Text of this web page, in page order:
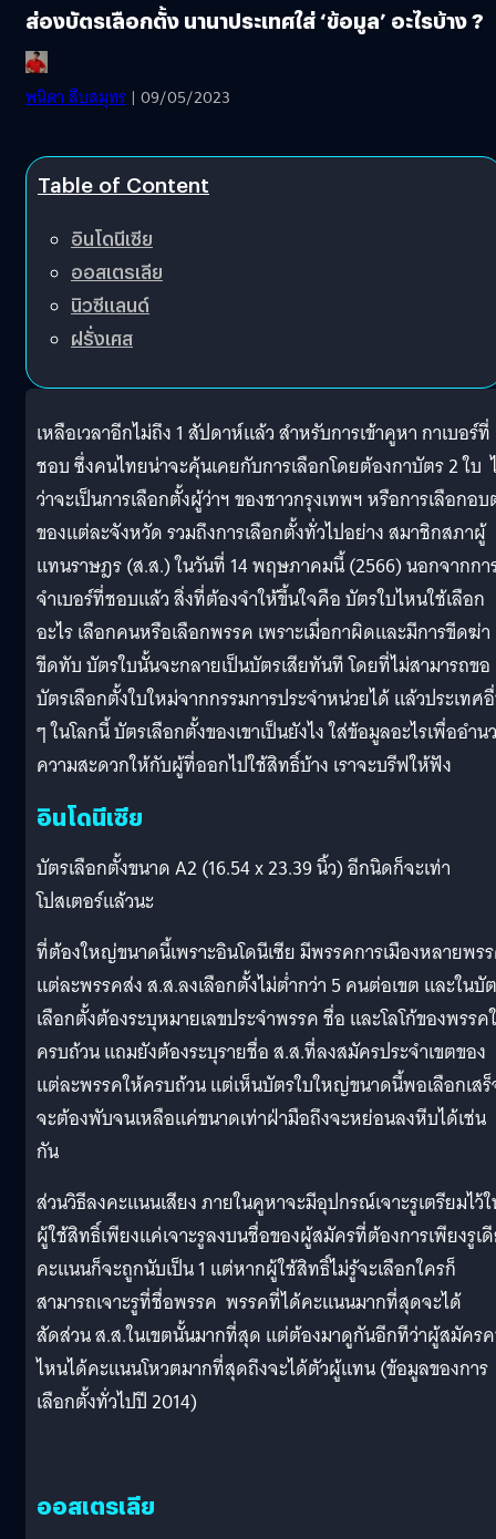
ส่องบัตรเลือกตั้ง นานาประเทศใส่ ‘ข้อมูล’ อะไรบ้าง ?
พนิตา สืบสมุทร | 09/05/2023
Table of Content
อินโดนีเซีย
ออสเตรเลีย
นิวซีแลนด์
ฝรั่งเศส
เหลือเวลาอีกไม่ถึง 1 สัปดาห์แล้ว สำหรับการเข้าคูหา กาเบอร์ที่
ชอบ ซึ่งคนไทยน่าจะคุ้นเคยกับการเลือกโดยต้องกาบัตร 2 ใบ
ว่าจะเป็นการเลือกตั้งผู้ว่าฯ ของชาวกรุงเทพฯ หรือการเลือกอ
ของแต่ละจังหวัด รวมถึงการเลือกตั้งทั่วไปอย่าง สมาชิกสภาผู้
แทนราษฎร (ส.ส.) ในวันที่ 14 พฤษภาคมนี้ (2566) นอกจากกา
จำเบอร์ที่ชอบแล้ว สิ่งที่ต้องจำให้ขึ้นใจคือ บัตรใบไหนใช้เลือก
อะไร เลือกคนหรือเลือกพรรค เพราะเมื่อกาผิดและมีการขีดฆ่า
ขีดทับ บัตรใบนั้นจะกลายเป็นบัตรเสียทันที โดยที่ไม่สามารถขอ
บัตรเลือกตั้งใบใหม่จากกรรมการประจำหน่วยได้ แล้วประเทศ
ๆ ในโลกนี้ บัตรเลือกตั้งของเขาเป็นยังไง ใส่ข้อมูลอะไรเพื่ออำน
ความสะดวกให้กับผู้ที่ออกไปใช้สิทธิ์บ้าง เราจะบรีฟให้ฟัง
อินโดนีเซีย
บัตรเลือกตั้งขนาด A2 (16.54 x 23.39 นิ้ว) อีกนิดก็จะเท่า
โปสเตอร์แล้วนะ
ที่ต้องใหญ่ขนาดนี้เพราะอินโดนีเซีย มีพรรคการเมืองหลายพร
แต่ละพรรคส่ง ส.ส.ลงเลือกตั้งไม่ต่ำกว่า 5 คนต่อเขต และในบั
เลือกตั้งต้องระบุหมายเลขประจำพรรค ชื่อ และโลโก้ของพรรค
ครบถ้วน แถมยังต้องระบุรายชื่อ ส.ส.ที่ลงสมัครประจำเขตของ
แต่ละพรรคให้ครบถ้วน แต่เห็นบัตรใบใหญ่ขนาดนี้พอเลือกเส
จะต้องพับจนเหลือแค่ขนาดเท่าฝ่ามือถึงจะหย่อนลงหีบได้เช่น
กัน
ส่วนวิธีลงคะแนนเสียง ภายในคูหาจะมีอุปกรณ์เจาะรูเตรียมไว้
ผู้ใช้สิทธิ์เพียงแค่เจาะรูลงบนชื่อของผู้สมัครที่ต้องการเพียงรูเ
คะแนนก็จะถูกนับเป็น 1 แต่หากผู้ใช้สิทธิ์ไม่รู้จะเลือกใครก็
สามารถเจาะรูที่ชื่อพรรค พรรคที่ได้คะแนนมากที่สุดจะได้
สัดส่วน ส.ส.ในเขตนั้นมากที่สุด แต่ต้องมาดูกันอีกทีว่าผู้สมัคร
ไหนได้คะแนนโหวตมากที่สุดถึงจะได้ตัวผู้แทน (ข้อมูลของการ
เลือกตั้งทั่วไปปี 2014)
ออสเตรเลีย